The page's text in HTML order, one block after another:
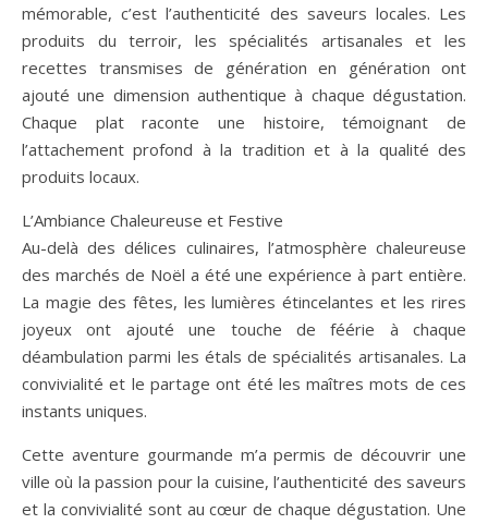
mémorable, c’est l’authenticité des saveurs locales. Les
produits du terroir, les spécialités artisanales et les
recettes transmises de génération en génération ont
ajouté une dimension authentique à chaque dégustation.
Chaque plat raconte une histoire, témoignant de
l’attachement profond à la tradition et à la qualité des
produits locaux.
L’Ambiance Chaleureuse et Festive
Au-delà des délices culinaires, l’atmosphère chaleureuse
des marchés de Noël a été une expérience à part entière.
La magie des fêtes, les lumières étincelantes et les rires
joyeux ont ajouté une touche de féérie à chaque
déambulation parmi les étals de spécialités artisanales. La
convivialité et le partage ont été les maîtres mots de ces
instants uniques.
Cette aventure gourmande m’a permis de découvrir une
ville où la passion pour la cuisine, l’authenticité des saveurs
et la convivialité sont au cœur de chaque dégustation. Une